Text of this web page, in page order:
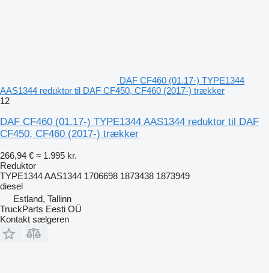
DAF CF460 (01.17-) TYPE1344
AAS1344 reduktor til DAF CF450, CF460 (2017-) trækker
12
DAF CF460 (01.17-) TYPE1344 AAS1344 reduktor til DAF
CF450, CF460 (2017-) trækker
266,94 € ≈ 1.995 kr.
Reduktor
TYPE1344 AAS1344 1706698 1873438 1873949
diesel
Estland, Tallinn
TruckParts Eesti OÜ
Kontakt sælgeren